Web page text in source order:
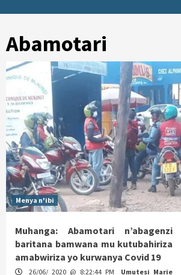
Abamotari
Menya n'ibi
Muhanga: Abamotari n’abagenzi
baritana bamwana mu kutubahiriza
amabwiriza yo kurwanya Covid 19
26/06/ 2020 @ 8:22:44 PM
Umutesi Marie